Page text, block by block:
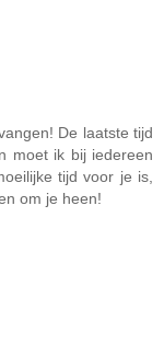
De laatste tijd
moet ik bij iedereen
tijd voor je is,
om je heen!